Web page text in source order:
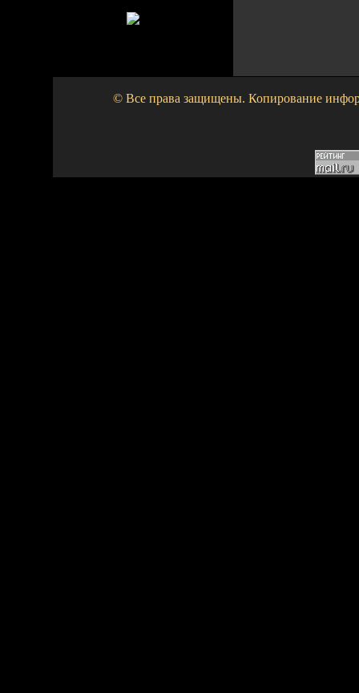
© Все права защищены. Копирование